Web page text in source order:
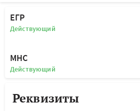
Мальта
ЕГР
Действующий
МНС
Действующий
Реквизиты